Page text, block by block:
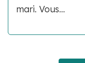
mari. Vous...